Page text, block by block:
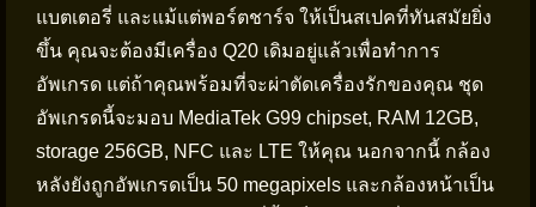
แบตเตอรี่ และแม้แต่พอร์ตชาร์จ ให้เป็นสเปคที่ทันสมัยยิ่ง
ขึ้น คุณจะต้องมีเครื่อง Q20 เดิมอยู่แล้วเพื่อทำการ
อัพเกรด แต่ถ้าคุณพร้อมที่จะผ่าตัดเครื่องรักของคุณ ชุด
อัพเกรดนี้จะมอบ MediaTek G99 chipset, RAM 12GB,
storage 256GB, NFC และ LTE ให้คุณ นอกจากนี้ กล้อง
หลังยังถูกอัพเกรดเป็น 50 megapixels และกล้องหน้าเป็น